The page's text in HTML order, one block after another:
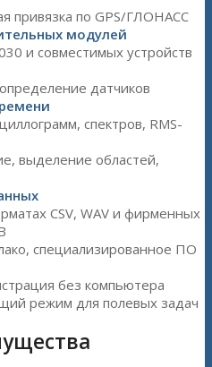
привязка по GPS/ГЛОНАСС
модулей
и совместимых устройств
датчиков
спектров, RMS-
выделение областей,
CSV, WAV и фирменных
специализированное ПО
без компьютера
режим для полевых задач